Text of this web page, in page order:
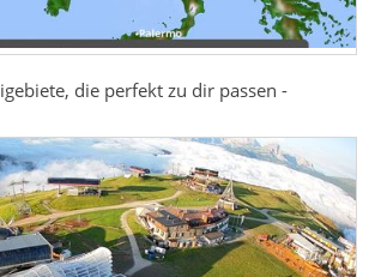
die perfekt zu dir passen -